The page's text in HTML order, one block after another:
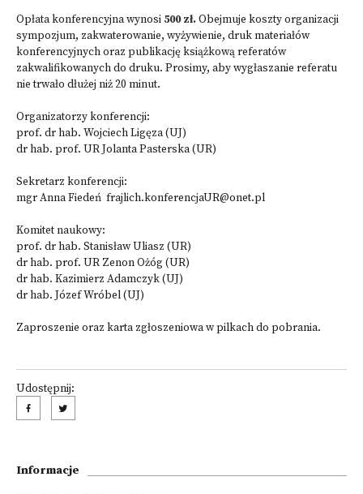
Opłata konferencyjna wynosi 500 zł.Obejmuje koszty organizacji
sympozjum, zakwaterowanie, wyżywienie, druk materiałów
konferencyjnych oraz publikację książkową referatów
zakwalifikowanych do druku. Prosimy, aby wygłaszanie referatu
nie trwało dłużej niż 20 minut.
Organizatorzy konferencji:
prof. dr hab. Wojciech Ligęza (UJ)
dr hab. prof. UR Jolanta Pasterska (UR)
Sekretarz konferencji:
mgr Anna Fiedeń frajlich.konferencjaUR@onet.pl
Komitet naukowy:
prof. dr hab. Stanisław Uliasz (UR)
dr hab. prof. UR Zenon Ożóg (UR)
dr hab. Kazimierz Adamczyk (UJ)
dr hab. Józef Wróbel (UJ)
Zaproszenie oraz karta zgłoszeniowa w pilkach do pobrania.
Udostępnij:
Informacje